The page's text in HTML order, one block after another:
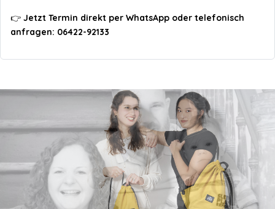
👉 Jetzt Termin direkt per WhatsApp oder telefonisch
anfragen: 06422-92133